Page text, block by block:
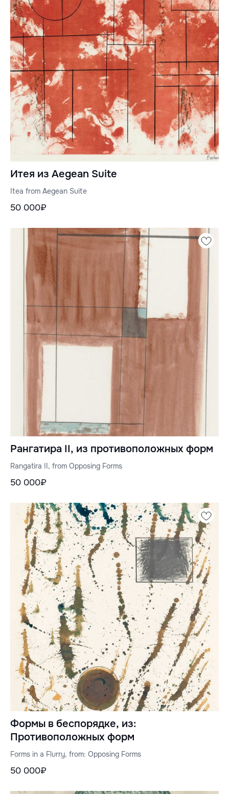
Итея из Aegean Suite
Itea from Aegean Suite
50 000₽
Рангатира II, из противоположных форм
Rangatira II, from Opposing Forms
50 000₽
Формы в беспорядке, из:
Противоположных форм
Forms in a Flurry, from: Opposing Forms
50 000₽